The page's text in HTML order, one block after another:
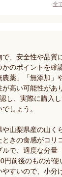
全
で、安全性や品質
のポイントを確
農薬」「無添加」
が高い可能性があ
し、実際に購入
しょう。
山梨県産の山く
きの食感がコリ
で、適度な分量
円前後のものが
すいので、小分